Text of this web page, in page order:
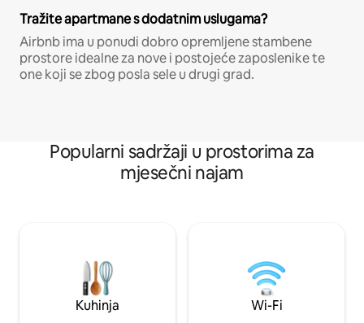
Tražite apartmane s dodatnim uslugama?
Airbnb ima u ponudi dobro opremljene stambene
prostore idealne za nove i postojeće zaposlenike te
one koji se zbog posla sele u drugi grad.
Popularni sadržaji u prostorima za
mjesečni najam
Kuhinja Wi-Fi